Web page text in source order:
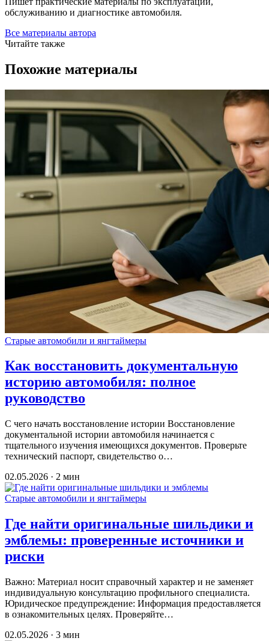
обслуживанию и диагностике автомобиля.
Все материалы автора
Читайте также
Похожие материалы
Старые автомобили и янгтаймеры
Как восстановить документальную
историю автомобиля: полное
руководство
С чего начать восстановление истории Восстановление
документальной истории автомобиля начинается с
тщательного изучения имеющихся документов. Проверьте
технический паспорт, свидетельство о…
02.05.2026 · 2 мин
Старые автомобили и янгтаймеры
Где найти оригинальные шильдики и
эмблемы: проверенные источники и
риски
Важно: Материал носит справочный характер и не заменяет
индивидуальную консультацию профильного специалиста.
Юридическое предупреждение: Информация предоставляется
в ознакомительных целях. Проверяйте…
02.05.2026 · 3 мин